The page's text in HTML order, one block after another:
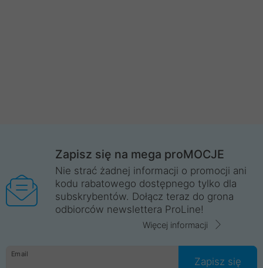
Zapisz się na mega proMOCJE
Nie strać żadnej informacji o promocji ani
kodu rabatowego dostępnego tylko dla
subskrybentów. Dołącz teraz do grona
odbiorców newslettera ProLine!
Więcej informacji
Email
Zapisz się